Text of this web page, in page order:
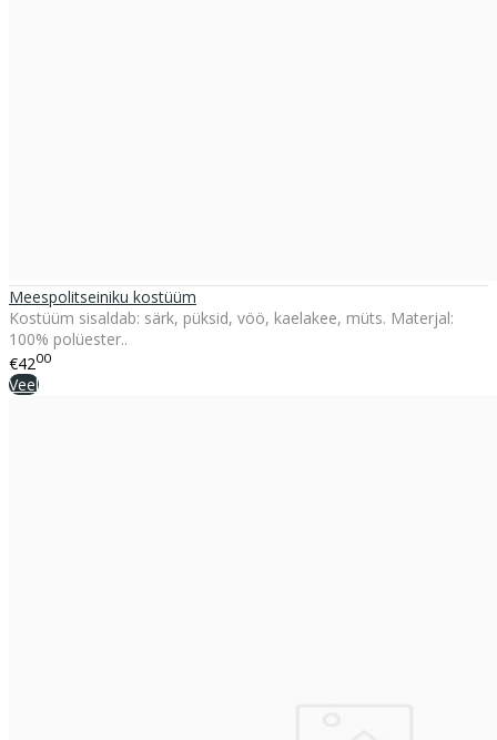
Meespolitseiniku kostüüm
Kostüüm sisaldab: särk, püksid, vöö, kaelakee, müts. Materjal:
100% polüester..
€4200
Veel